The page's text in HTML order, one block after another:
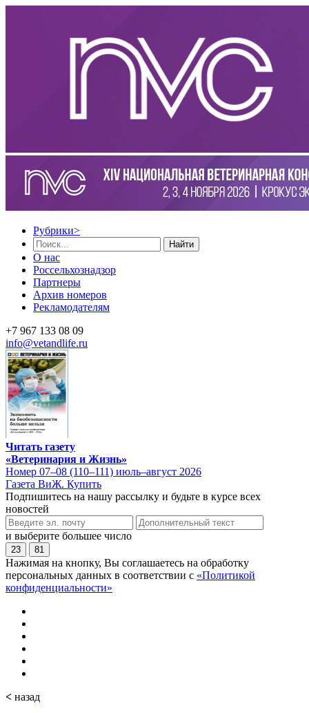
Рубрики>
Найти
О нас
Россельхознадзор
Партнеры
Архив номеров
Рекламодателям
+7 967 133 08 09
info@vetandlife.ru
Читать газету
«Ветеринария и Жизнь»
Номер 07–08 (110–111) июль–август 2026
Газета ВиЖ. Купить
Подпишитесь на нашу рассылку и будьте в курсе всех
новостей
и выберите большее число
23 81
Нажимая на кнопку, Вы соглашаетесь на обработку
персональных данных в соответствии с «Политикой
конфиденциальности»
< назад